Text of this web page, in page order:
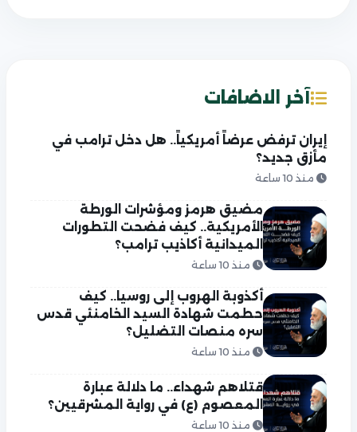
آخر الاضافات
إيران ترفض عرضاً أمريكياً.. هل دخل ترامب في
مأزق جديد؟
منذ 10 ساعة
مضيق هرمز ومؤشرات الورطة
الأمريكية.. كيف فضحت التطورات
الميدانية أكاذيب ترامب؟
منذ 10 ساعة
أكذوبة الهروب إلى روسيا.. كيف
حطمت شهادة السيد الخامنئي قدس
سره منصات التضليل؟
منذ 10 ساعة
قتلاهم شهداء.. ما دلالة عبارة
المعصوم (ع) في رواية المشرقيين؟
منذ 10 ساعة